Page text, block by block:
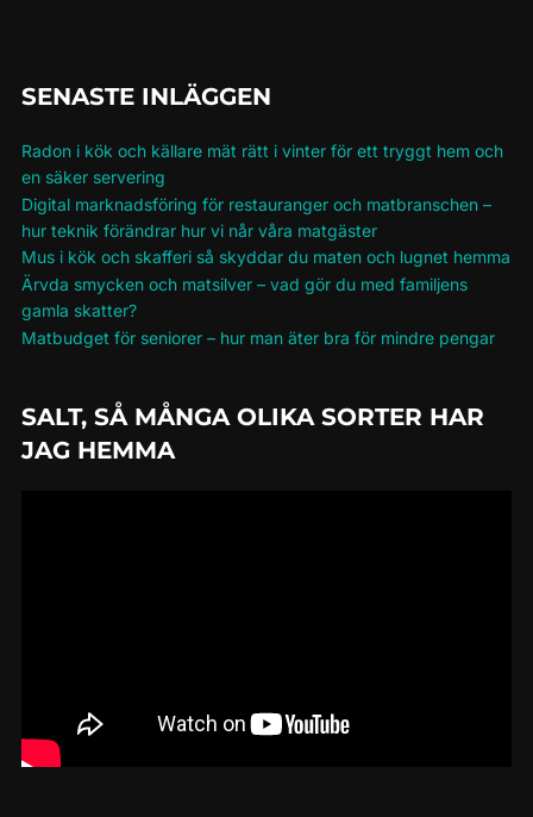
SENASTE INLÄGGEN
Radon i kök och källare mät rätt i vinter för ett tryggt hem och
en säker servering
Digital marknadsföring för restauranger och matbranschen –
hur teknik förändrar hur vi når våra matgäster
Mus i kök och skafferi så skyddar du maten och lugnet hemma
Ärvda smycken och matsilver – vad gör du med familjens
gamla skatter?
Matbudget för seniorer – hur man äter bra för mindre pengar
SALT, SÅ MÅNGA OLIKA SORTER HAR
JAG HEMMA